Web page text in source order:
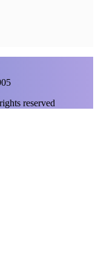
reserved